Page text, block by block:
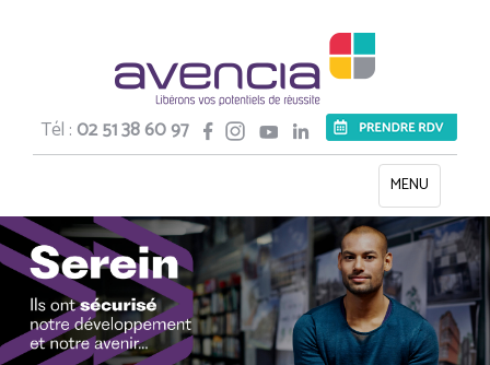
Tél :02 51 38 60 97
Toggle
navigation
MENU